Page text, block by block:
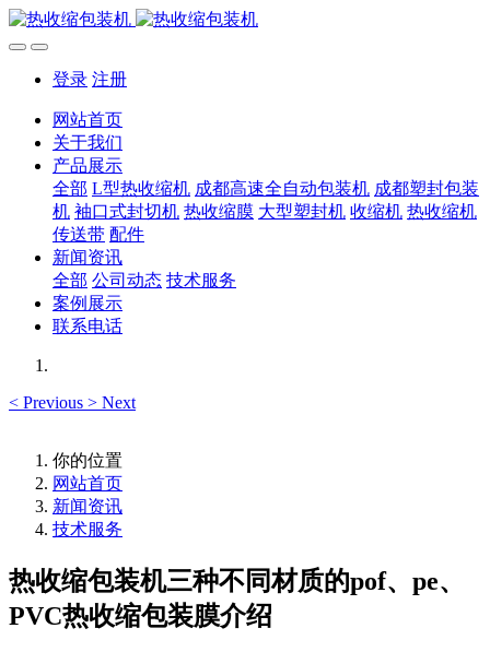
登录 注册
网站首页
关于我们
产品展示
全部 L型热收缩机 成都高速全自动包装机 成都塑封包装
机 袖口式封切机 热收缩膜 大型塑封机 收缩机 热收缩机
传送带 配件
新闻资讯
全部 公司动态 技术服务
案例展示
联系电话
< Previous > Next
你的位置
网站首页
新闻资讯
技术服务
热收缩包装机三种不同材质的pof、pe、
PVC热收缩包装膜介绍